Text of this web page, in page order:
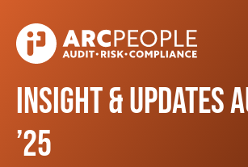
Insight & Updates
’25